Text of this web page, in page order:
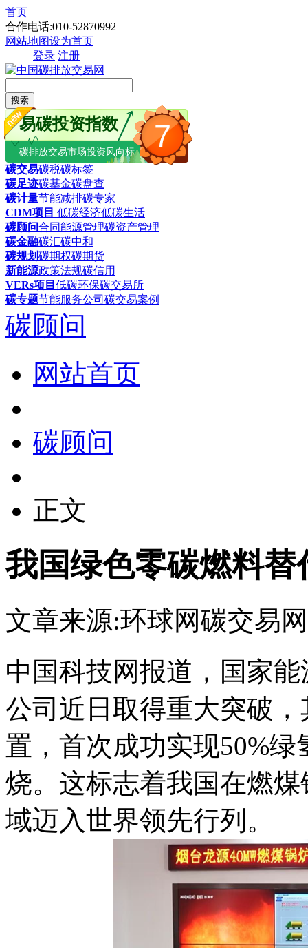
首页
合作电话:010-52870992
网站地图设为首页
登录 注册
搜索
7
易碳投资指数
碳排放交易市场投资风向标
碳交易碳税碳标签
碳足迹碳基金碳盘查
碳计量节能减排碳专家
CDM项目 低碳经济低碳生活
碳顾问合同能源管理碳资产管理
碳金融碳汇碳中和
碳规划碳期权碳期货
新能源政策法规碳信用
VERs项目 低碳环保碳交易所
碳专题节能服务公司 碳交易案例
碳顾问
网站首页
碳顾问
正文
我国绿色零碳燃料
文章来源:环球网碳交易网
中国科技网报道，国家
公司近日取得重大突破
置，首次成功实现50%
烧。这标志着我国在燃煤
域迈入世界领先行列。